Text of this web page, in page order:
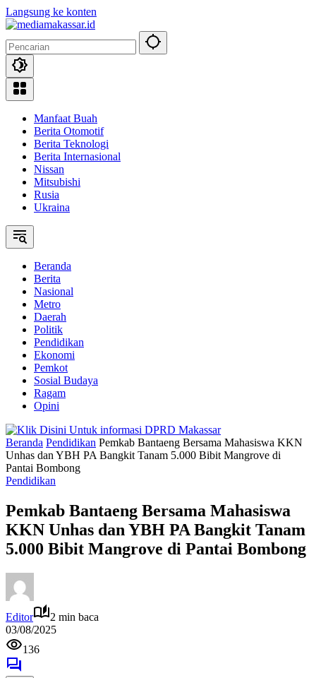
Langsung ke konten
Manfaat Buah
Berita Otomotif
Berita Teknologi
Berita Internasional
Nissan
Mitsubishi
Rusia
Ukraina
Beranda
Berita
Nasional
Metro
Daerah
Politik
Pendidikan
Ekonomi
Pemkot
Sosial Budaya
Ragam
Opini
Beranda Pendidikan Pemkab Bantaeng Bersama Mahasiswa KKN
Unhas dan YBH PA Bangkit Tanam 5.000 Bibit Mangrove di
Pantai Bombong
Pendidikan
Pemkab Bantaeng Bersama Mahasiswa
KKN Unhas dan YBH PA Bangkit Tanam
5.000 Bibit Mangrove di Pantai Bombong
Editor
2 min baca
03/08/2025
136